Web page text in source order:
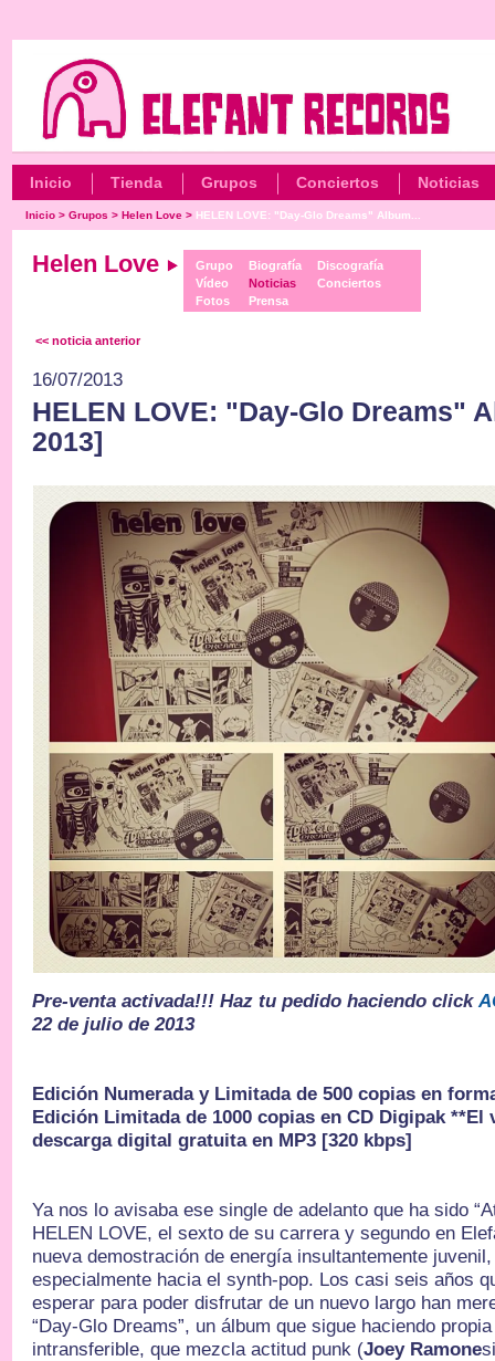
Inicio Tienda Grupos Conciertos Noticias
Inicio >Grupos >Helen Love > HELEN LOVE: "Day-Glo Dreams" Album...
Helen Love
Grupo
Vídeo
Fotos
Biografía
Noticias
Prensa
Discografía
Conciertos
<< noticia anterior
16/07/2013
HELEN LOVE: "Day-Glo Dreams"
2013]
Pre-venta activada!!! Haz tu pedido haciendo click
22 de julio de 2013
Edición Numerada y Limitada de 500 copias en
Edición Limitada de 1000 copias en CD Digipak
descarga digital gratuita en MP3 [320 kbps]
Ya nos lo avisaba ese single de adelanto que ha sido
HELEN LOVE, el sexto de su carrera y segundo en
nueva demostración de energía insultantemente
especialmente hacia el synth-pop. Los casi seis años
esperar para poder disfrutar de un nuevo largo han
“Day-Glo Dreams”, un álbum que sigue haciendo
intransferible, que mezcla actitud punk (Joey Ramone